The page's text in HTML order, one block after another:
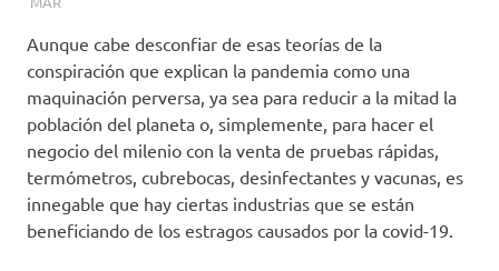
Aunque cabe desconfiar de esas teorías de la
conspiración que explican la pandemia como una
maquinación perversa, ya sea para reducir a la mitad la
población del planeta o, simplemente, para hacer el
negocio del milenio con la venta de pruebas rápidas,
termómetros, cubrebocas, desinfectantes y vacunas, es
innegable que hay ciertas industrias que se están
beneficiando de los estragos causados por la covid-19.